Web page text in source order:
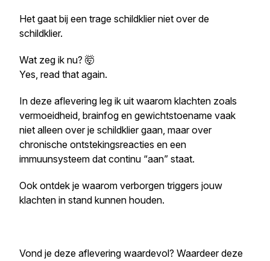
Het gaat bij een trage schildklier niet over de
schildklier.
Wat zeg ik nu? 🤯
Yes, read that again.
In deze aflevering leg ik uit waarom klachten zoals
vermoeidheid, brainfog en gewichtstoename vaak
niet alleen over je schildklier gaan, maar over
chronische ontstekingsreacties en een
immuunsysteem dat continu “aan” staat.
Ook ontdek je waarom verborgen triggers jouw
klachten in stand kunnen houden.
Vond je deze aflevering waardevol? Waardeer deze